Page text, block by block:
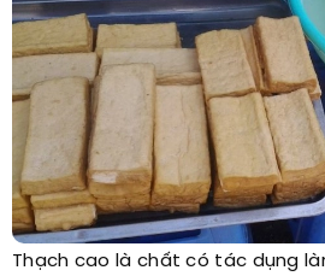
Thạch cao là chất có tác dụng